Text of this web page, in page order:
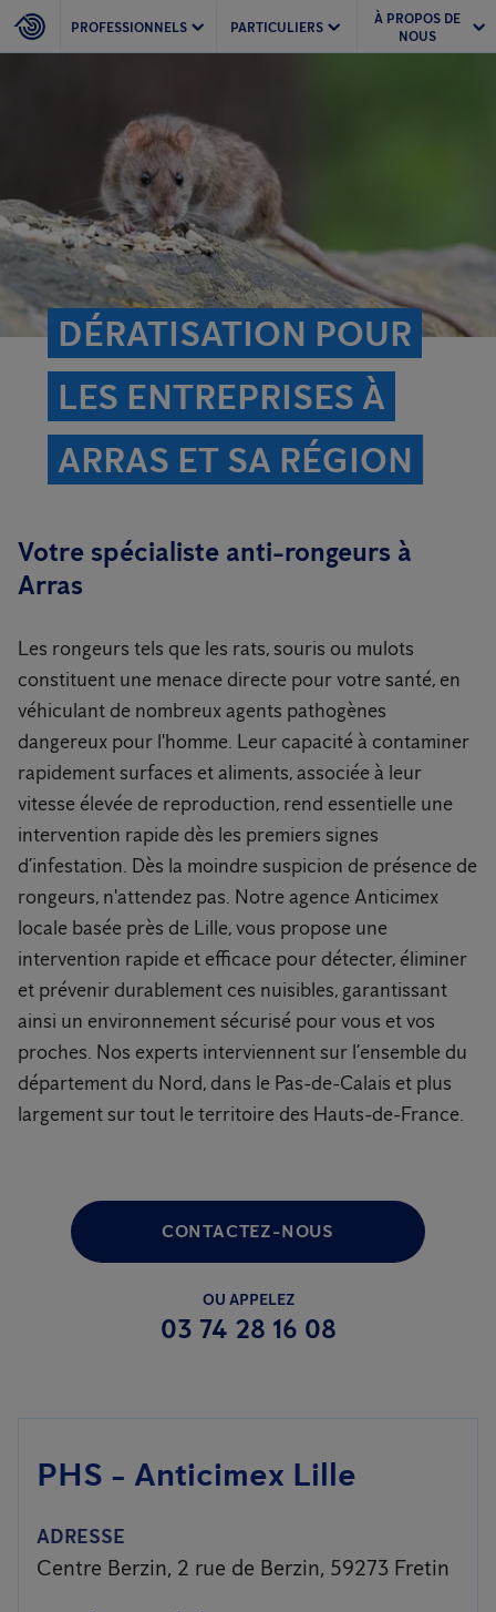
PROFESSIONNELS PARTICULIERS
À PROPOS DE
NOUS
DÉRATISATION POUR
LES ENTREPRISES À
ARRAS ET SA RÉGION
Votre spécialiste anti-rongeurs à
Arras
Les rongeurs tels que les rats, souris ou mulots
constituent une menace directe pour votre santé, en
véhiculant de nombreux agents pathogènes
dangereux pour l'homme. Leur capacité à contaminer
rapidement surfaces et aliments, associée à leur
vitesse élevée de reproduction, rend essentielle une
intervention rapide dès les premiers signes
d’infestation. Dès la moindre suspicion de présence de
rongeurs, n'attendez pas. Notre agence Anticimex
locale basée près de Lille, vous propose une
intervention rapide et efficace pour détecter, éliminer
et prévenir durablement ces nuisibles, garantissant
ainsi un environnement sécurisé pour vous et vos
proches. Nos experts interviennent sur l’ensemble du
département du Nord, dans le Pas-de-Calais et plus
largement sur tout le territoire des Hauts-de-France.
CONTACTEZ-NOUS
OU APPELEZ
03 74 28 16 08
PHS - Anticimex Lille
ADRESSE
Centre Berzin, 2 rue de Berzin, 59273 Fretin